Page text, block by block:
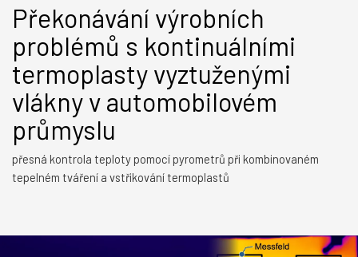
Překonávání výrobních
problémů s kontinuálními
termoplasty vyztuženými
vlákny v automobilovém
průmyslu
přesná kontrola teploty pomocí pyrometrů při kombinovaném
tepelném tváření a vstřikování termoplastů